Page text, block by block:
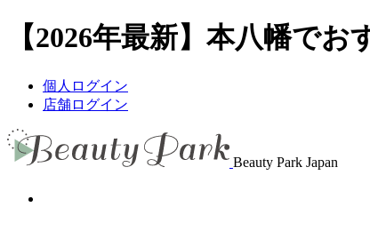
【2026年最新】本八幡で
個人ログイン
店舗ログイン
Beauty Park Japan